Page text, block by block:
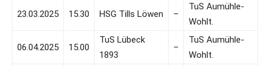
23.03.2025 15.30 HSG Tills Löwen –
TuS Aumühle-
Wohlt.
06.04.2025 15.00
TuS Lübeck
1893
–
TuS Aumühle-
Wohlt.